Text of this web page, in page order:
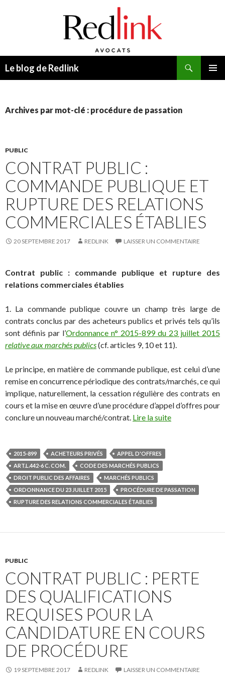
Le blog de Redlink
Archives par mot-clé : procédure de passation
PUBLIC
CONTRAT PUBLIC :
COMMANDE PUBLIQUE ET
RUPTURE DES RELATIONS
COMMERCIALES ÉTABLIES
20 SEPTEMBRE 2017 REDLINK LAISSER UN COMMENTAIRE
Contrat public : commande publique et rupture des
relations commerciales établies
1. La commande publique couvre un champ très large de
contrats conclus par des acheteurs publics et privés tels qu’ils
sont définis par l’Ordonnance n° 2015-899 du 23 juillet 2015
relative aux marchés publics(cf. articles 9, 10 et 11).
Le principe, en matière de commande publique, est celui d’une
remise en concurrence périodique des contrats/marchés, ce qui
implique, naturellement, la cessation régulière des contrats en
cours et la mise en œuvre d’une procédure d’appel d’offres pour
conclure un nouveau marché/contrat. Lire la suite
2015-899 ACHETEURS PRIVÉS
APPEL D'OFFRES
ART.L.442-6 C. COM.
CODE DES MARCHÉS PUBLICS
DROIT PUBLIC DES AFFAIRES
MARCHÉS PUBLICS
ORDONNANCE DU 23 JUILLET 2015
PROCÉDURE DE PASSATION
RUPTURE DES RELATIONS COMMERCIALES ÉTABLIES
PUBLIC
CONTRAT PUBLIC : PERTE
DES QUALIFICATIONS
REQUISES POUR LA
CANDIDATURE EN COURS
DE PROCÉDURE
19 SEPTEMBRE 2017 REDLINK LAISSER UN COMMENTAIRE